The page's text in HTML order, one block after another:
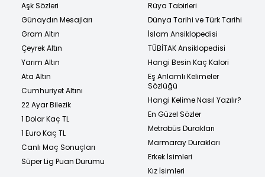
Aşk Sözleri
Günaydın Mesajları
Gram Altın
Çeyrek Altın
Yarım Altın
Ata Altın
Cumhuriyet Altını
22 Ayar Bilezik
1 Dolar Kaç TL
1 Euro Kaç TL
Canlı Maç Sonuçları
Süper Lig Puan Durumu
Rüya Tabirleri
Dünya Tarihi ve Türk Tarihi
İslam Ansiklopedisi
TÜBİTAK Ansiklopedisi
Hangi Besin Kaç Kalori
Eş Anlamlı Kelimeler
Sözlüğü
Hangi Kelime Nasıl Yazılır?
En Güzel Sözler
Metrobüs Durakları
Marmaray Durakları
Erkek İsimleri
Kız İsimleri